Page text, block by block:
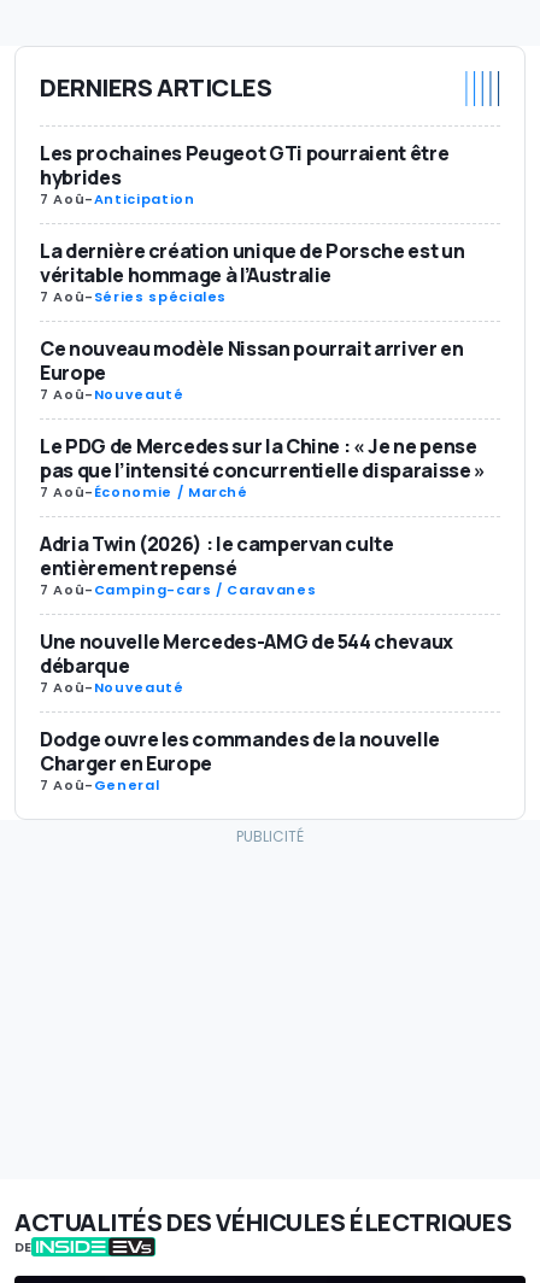
DERNIERS ARTICLES
Les prochaines Peugeot GTi pourraient être
hybrides
7 Aoû-Anticipation
La dernière création unique de Porsche est un
véritable hommage à l’Australie
7 Aoû-Séries spéciales
Ce nouveau modèle Nissan pourrait arriver en
Europe
7 Aoû-Nouveauté
Le PDG de Mercedes sur la Chine : « Je ne pense
pas que l’intensité concurrentielle disparaisse »
7 Aoû-Économie / Marché
Adria Twin (2026) : le campervan culte
entièrement repensé
7 Aoû-Camping-cars / Caravanes
Une nouvelle Mercedes-AMG de 544 chevaux
débarque
7 Aoû-Nouveauté
Dodge ouvre les commandes de la nouvelle
Charger en Europe
7 Aoû-General
ACTUALITÉS DES VÉHICULES ÉLECTRIQUES
DE